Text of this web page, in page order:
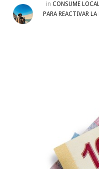
in CONSUME
PARA REACTIVAR